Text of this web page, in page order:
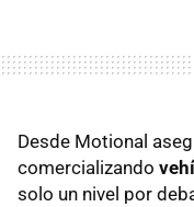
Desde Motional
comercializando
solo un nivel por